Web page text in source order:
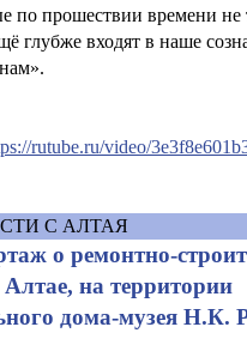
по прошествии времени не
глубже входят в наше
rutube.ru/video/
С АЛТАЯ
о ремонтно-
на территории
дома-музея Н.К.